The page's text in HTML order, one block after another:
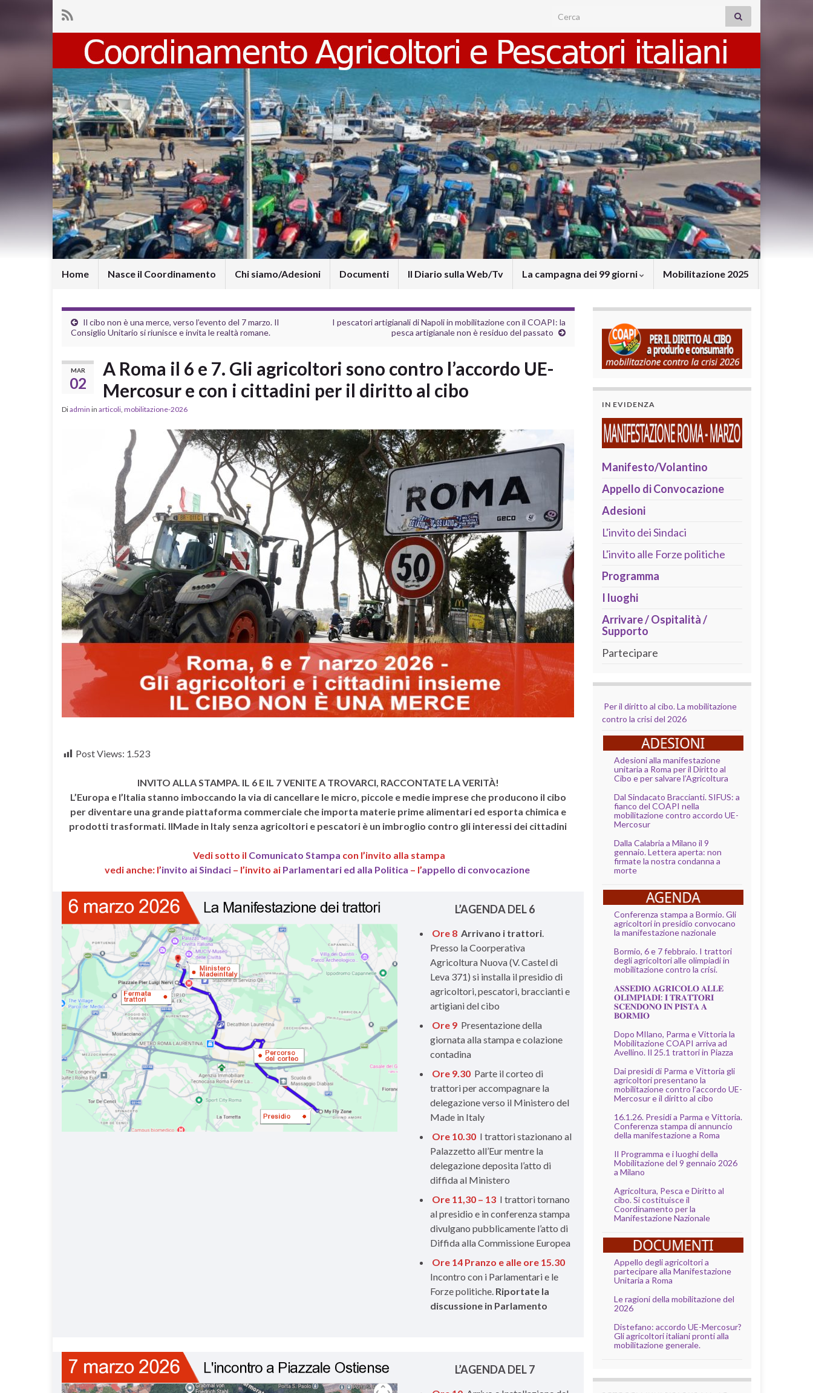
Search for:
Home Nasce il Coordinamento Chi siamo/Adesioni Documenti Il Diario sulla Web/Tv La campagna dei 99 giorni Mobilitazione 2025
Il cibo non è una merce, verso l’evento del 7 marzo. Il
Consiglio Unitario si riunisce e invita le realtà romane.
I pescatori artigianali di Napoli in mobilitazione con il COAPI: la
pesca artigianale non è residuo del passato
MAR
02
A Roma il 6 e 7. Gli agricoltori sono contro l’accordo UE-
Mercosur e con i cittadini per il diritto al cibo
Diadmin in articoli, mobilitazione-2026
Post Views: 1.523
INVITO ALLA STAMPA. IL 6 E IL 7 VENITE A TROVARCI, RACCONTATE LA VERITÀ!
L’Europa e l’Italia stanno imboccando la via di cancellare le micro, piccole e medie imprese che producono il cibo
per diventare una grande piattaforma commerciale che importa materie prime alimentari ed esporta chimica e
prodotti trasformati. IlMade in Italy senza agricoltori e pescatori è un imbroglio contro gli interessi dei cittadini
Vedi sotto il Comunicato Stampa con l’invito alla stampa
vedi anche: l’invito ai Sindaci– l’invito ai Parlamentari ed alla Politica – l’appello di convocazione
L’AGENDA DEL 6
Ore 8 Arrivano i trattori.
Presso la Coorperativa
Agricoltura Nuova (V. Castel di
Leva 371) si installa il presidio di
agricoltori, pescatori, braccianti e
artigiani del cibo
Ore 9 Presentazione della
giornata alla stampa e colazione
contadina
Ore 9.30 Parte il corteo di
trattori per accompagnare la
delegazione verso il Ministero del
Made in Italy
Ore 10.30 I trattori stazionano al
Palazzetto all’Eur mentre la
delegazione deposita l’atto di
diffida al Ministero
Ore 11,30 – 13 I trattori tornano
al presidio e in conferenza stampa
divulgano pubblicamente l’atto di
Diffida alla Commissione Europea
Ore 14 Pranzo e alle ore 15.30
Incontro con i Parlamentari e le
Forze politiche. Riportate la
discussione in Parlamento
L’AGENDA DEL 7
IN EVIDENZA
Manifesto/Volantino
Appello di Convocazione
Adesioni
L'invito dei Sindaci
L'invito alle Forze politiche
Programma
I luoghi
Arrivare / Ospitalità /
Supporto
Partecipare
Per il diritto al cibo. La mobilitazione
contro la crisi del 2026
Adesioni alla manifestazione
unitaria a Roma per il Diritto al
Cibo e per salvare l’Agricoltura
Dal Sindacato Braccianti. SIFUS: a
fianco del COAPI nella
mobilitazione contro accordo UE-
Mercosur
Dalla Calabria a Milano il 9
gennaio. Lettera aperta: non
firmate la nostra condanna a
morte
Conferenza stampa a Bormio. Gli
agricoltori in presidio convocano
la manifestazione nazionale
Bormio, 6 e 7 febbraio. I trattori
degli agricoltori alle olimpiadi in
mobilitazione contro la crisi.
𝐀𝐒𝐒𝐄𝐃𝐈𝐎 𝐀𝐆𝐑𝐈𝐂𝐎𝐋𝐎 𝐀𝐋𝐋𝐄
𝐎𝐋𝐈𝐌𝐏𝐈𝐀𝐃𝐈: 𝐈 𝐓𝐑𝐀𝐓𝐓𝐎𝐑𝐈
𝐒𝐂𝐄𝐍𝐃𝐎𝐍𝐎 𝐈𝐍 𝐏𝐈𝐒𝐓𝐀 𝐀
𝐁𝐎𝐑𝐌𝐈𝐎
Dopo MIlano, Parma e Vittoria la
Mobilitazione COAPI arriva ad
Avellino. Il 25.1 trattori in Piazza
Dai presìdi di Parma e Vittoria gli
agricoltori presentano la
mobilitazione contro l’accordo UE-
Mercosur e il diritto al cibo
16.1.26. Presidi a Parma e Vittoria.
Conferenza stampa di annuncio
della manifestazione a Roma
Il Programma e i luoghi della
Mobilitazione del 9 gennaio 2026
a Milano
Agricoltura, Pesca e Diritto al
cibo. Si costituisce il
Coordinamento per la
Manifestazione Nazionale
Appello degli agricoltori a
partecipare alla Manifestazione
Unitaria a Roma
Le ragioni della mobilitazione del
2026
Distefano: accordo UE-Mercosur?
Gli agricoltori italiani pronti alla
mobilitazione generale.